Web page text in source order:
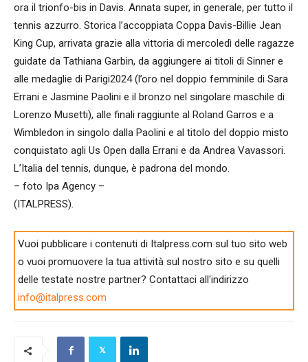
ora il trionfo-bis in Davis. Annata super, in generale, per tutto il
tennis azzurro. Storica l’accoppiata Coppa Davis-Billie Jean
King Cup, arrivata grazie alla vittoria di mercoledì delle ragazze
guidate da Tathiana Garbin, da aggiungere ai titoli di Sinner e
alle medaglie di Parigi2024 (l’oro nel doppio femminile di Sara
Errani e Jasmine Paolini e il bronzo nel singolare maschile di
Lorenzo Musetti), alle finali raggiunte al Roland Garros e a
Wimbledon in singolo dalla Paolini e al titolo del doppio misto
conquistato agli Us Open dalla Errani e da Andrea Vavassori.
L’Italia del tennis, dunque, è padrona del mondo.
– foto Ipa Agency –
(ITALPRESS).
Vuoi pubblicare i contenuti di Italpress.com sul tuo sito web
o vuoi promuovere la tua attività sul nostro sito e su quelli
delle testate nostre partner? Contattaci all'indirizzo
info@italpress.com